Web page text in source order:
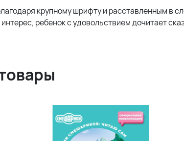
крупному шрифту и расставленным в
ребенок с удовольствием дочитает